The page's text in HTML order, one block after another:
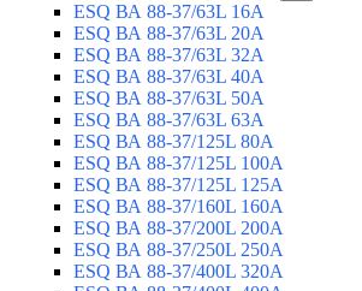
ESQ ВА 88-37/63L 16A
ESQ ВА 88-37/63L 20A
ESQ ВА 88-37/63L 32A
ESQ ВА 88-37/63L 40A
ESQ ВА 88-37/63L 50A
ESQ ВА 88-37/63L 63A
ESQ ВА 88-37/125L 80A
ESQ ВА 88-37/125L 100A
ESQ ВА 88-37/125L 125A
ESQ ВА 88-37/160L 160A
ESQ ВА 88-37/200L 200A
ESQ ВА 88-37/250L 250A
ESQ ВА 88-37/400L 320A